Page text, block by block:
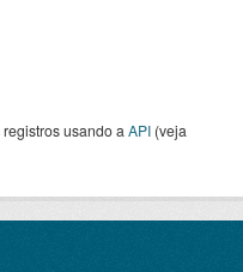
usando a API (veja